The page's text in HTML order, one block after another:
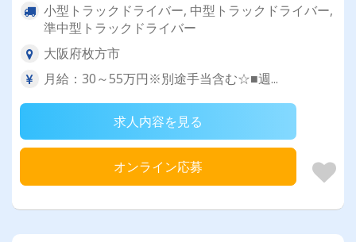
小型トラックドライバー, 中型トラックドライバー,
準中型トラックドライバー
大阪府枚方市
月給：30～55万円※別途手当含む☆■週...
求人内容を見る
オンライン応募